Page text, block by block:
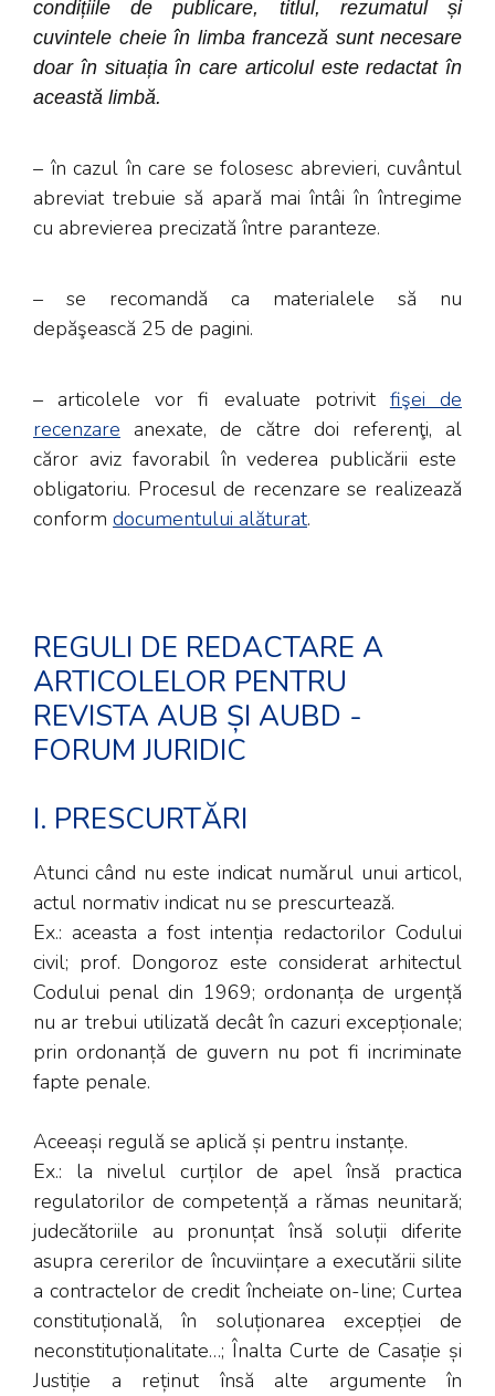
condițiile de publicare, titlul, rezumatul și
cuvintele cheie în limba franceză sunt necesare
doar în situația în care articolul este redactat în
această limbă.
– în cazul în care se folosesc abrevieri, cuvântul
abreviat trebuie să apară mai întâi în întregime
cu abrevierea precizată între paranteze.
– se recomandă ca materialele să nu
depăşească 25 de pagini.
– articolele vor fi evaluate potrivit fişei de
recenzare anexate, de către doi referenţi, al
căror aviz favorabil în vederea publicării este
obligatoriu. Procesul de recenzare se realizează
conform documentului alăturat.
REGULI DE REDACTARE A
ARTICOLELOR PENTRU
REVISTA AUB ȘI AUBD -
FORUM JURIDIC
I. PRESCURTĂRI
Atunci când nu este indicat numărul unui articol,
actul normativ indicat nu se prescurtează.
Ex.: aceasta a fost intenția redactorilor Codului
civil; prof. Dongoroz este considerat arhitectul
Codului penal din 1969; ordonanța de urgență
nu ar trebui utilizată decât în cazuri excepționale;
prin ordonanță de guvern nu pot fi incriminate
fapte penale.
Aceeași regulă se aplică și pentru instanțe.
Ex.: la nivelul curților de apel însă practica
regulatorilor de competență a rămas neunitară;
judecătoriile au pronunțat însă soluții diferite
asupra cererilor de încuviințare a executării silite
a contractelor de credit încheiate on-line; Curtea
constituțională, în soluționarea excepției de
neconstituționalitate…; Înalta Curte de Casație și
Justiție a reținut însă alte argumente în